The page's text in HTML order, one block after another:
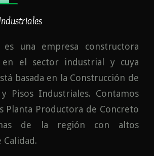
es una empresa constructora
en el sector industrial y cuya
basada en la Construcción de
y Pisos Industriales. Contamos
Planta Productora de Concreto
de la región con altos
Calidad.